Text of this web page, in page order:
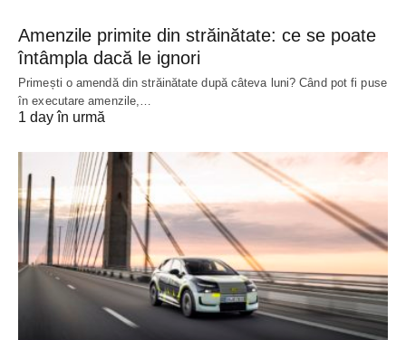
Amenzile primite din străinătate: ce se poate
întâmpla dacă le ignori
Primești o amendă din străinătate după câteva luni? Când pot fi puse
în executare amenzile,…
1 day în urmă